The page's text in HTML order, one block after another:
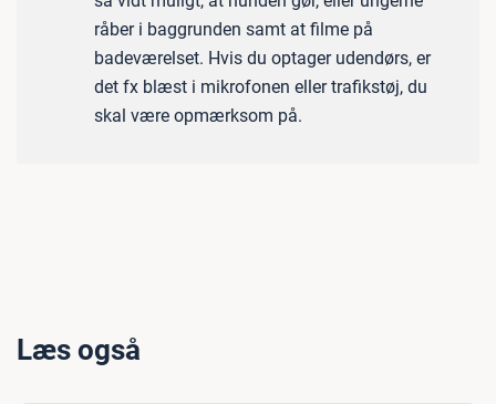
råber i baggrunden samt at filme på
badeværelset. Hvis du optager udendørs, er
det fx blæst i mikrofonen eller trafikstøj, du
skal være opmærksom på.
Læs også